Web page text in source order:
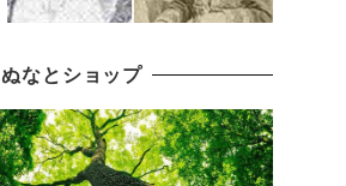
ぬなとショップ